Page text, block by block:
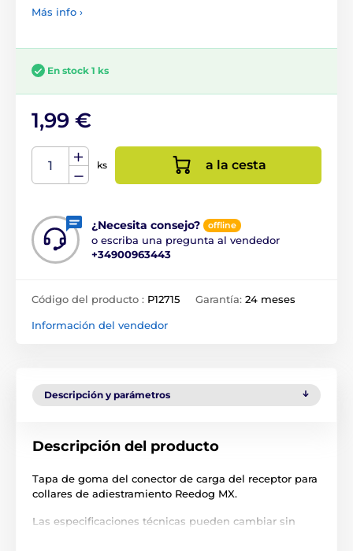
Más info ›
En stock 1 ks
1,99 €
ks a la cesta
¿Necesita consejo? offline
o escriba una pregunta al vendedor
+34900963443
Código del producto : P12715 Garantía: 24 meses
Información del vendedor
Descripción y parámetros
Descripción del producto
Tapa de goma del conector de carga del receptor para
collares de adiestramiento Reedog MX.
Las especificaciones técnicas pueden cambiar sin